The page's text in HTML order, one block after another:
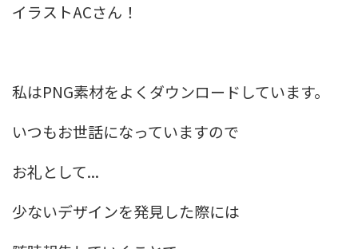
イラストACさん！
私はPNG素材をよくダウンロードしています。
いつもお世話になっていますので
お礼として...
少ないデザインを発見した際には